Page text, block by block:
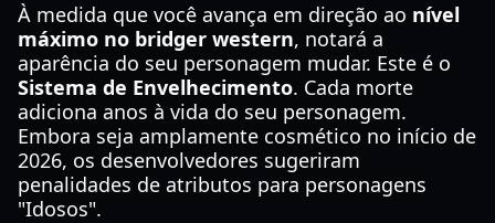
À medida que você avança em direção ao nível
máximo no bridger western, notará a
aparência do seu personagem mudar. Este é o
Sistema de Envelhecimento. Cada morte
adiciona anos à vida do seu personagem.
Embora seja amplamente cosmético no início de
2026, os desenvolvedores sugeriram
penalidades de atributos para personagens
"Idosos".